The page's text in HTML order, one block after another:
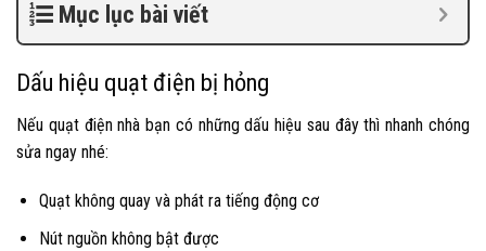
Mục lục bài viết
Dấu hiệu quạt điện bị hỏng
Nếu quạt điện nhà bạn có những dấu hiệu sau đây thì nhanh chóng
sửa ngay nhé:
Quạt không quay và phát ra tiếng động cơ
Nút nguồn không bật được